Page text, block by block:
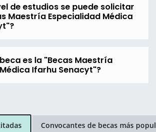
de estudios se puede solicitar
Maestría Especialidad Médica
es la "Becas Maestría
Ifarhu Senacyt"?
Convocantes de becas más